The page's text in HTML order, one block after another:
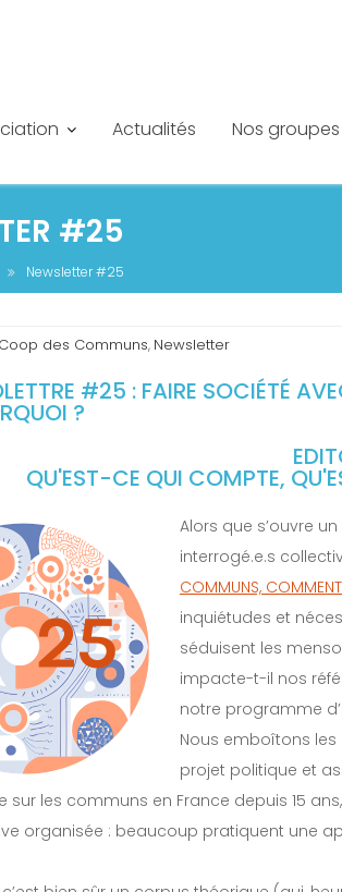
Actualités Nos
#25
Newsletter #25
des Communs, Newsletter
#25 : FAIRE SOCIÉTÉ
?
QU'EST-CE QUI COMPTE,
Alors que s’ouvre
interrogé.e.s
COMMUNS,
inquiétudes et
séduisent les
impacte-t-il nos
notre programme
Nous emboîtons
projet politique et
sur les communs en France depuis 15
organisée : beaucoup pratiquent une